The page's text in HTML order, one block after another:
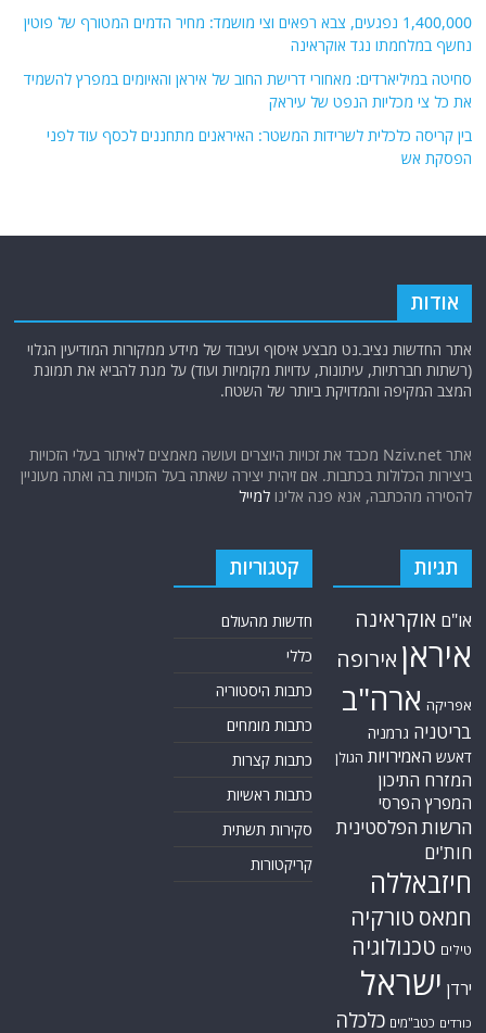
1,400,000 נפגעים, צבא רפאים וצי מושמד: מחיר הדמים המטורף של פוטין
נחשף במלחמתו נגד אוקראינה
סחיטה במיליארדים: מאחורי דרישת החוב של איראן והאיומים במפרץ להשמיד
את כל צי מכליות הנפט של עיראק
בין קריסה כלכלית לשרידות המשטר: האיראנים מתחננים לכסף עוד לפני
הפסקת אש
אודות
אתר החדשות נציב.נט מבצע איסוף ועיבוד של מידע ממקורות המודיעין הגלוי
(רשתות חברתיות, עיתונות, עדויות מקומיות ועוד) על מנת להביא את תמונת
המצב המקיפה והמדויקת ביותר של השטח.
אתר Nziv.net מכבד את זכויות היוצרים ועושה מאמצים לאיתור בעלי הזכויות
ביצירות הכלולות בכתבות. אם זיהית יצירה שאתה בעל הזכויות בה ואתה מעוניין
להסירה מהכתבה, אנא פנה אלינולמייל
תגיות
או"ם אוקראינה
איראן אירופה
אפריקה ארה"ב
בריטניה גרמניה
דאעש האמירויות הגולן
המזרח התיכון
המפרץ הפרסי
הרשות הפלסטינית
חות'ים
חיזבאללה
חמאס טורקיה
טילים טכנולוגיה
ירדן ישראל
כורדים כטב"מים כלכלה
קטגוריות
חדשות מהעולם
כללי
כתבות היסטוריה
כתבות מומחים
כתבות קצרות
כתבות ראשיות
סקירות תשתית
קריקטורות